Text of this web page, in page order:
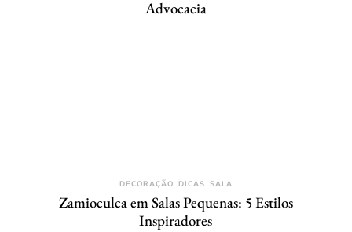
Advocacia
DECORAÇÃO DICAS SALA
Zamioculca em Salas Pequenas: 5 Estilos
Inspiradores